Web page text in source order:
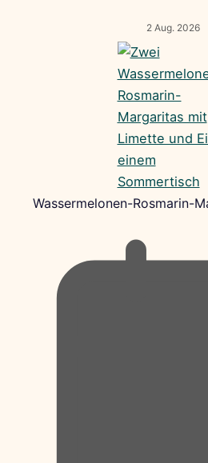
2 Aug. 2026
Wassermelonen-Rosmarin-